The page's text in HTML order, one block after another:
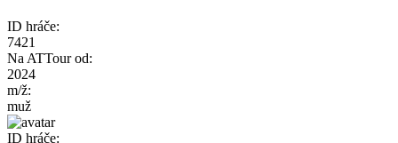
ID hráče:
7421
Na ATTour od:
2024
m/ž:
muž
ID hráče: